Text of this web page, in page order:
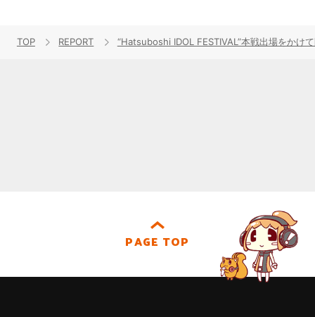
TOP REPORT “Hatsuboshi IDOL FESTIVAL”本戦出場をかけ
PAGE TOP